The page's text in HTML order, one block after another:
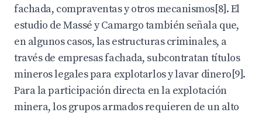
fachada, compraventas y otros mecanismos[8]. El
estudio de Massé y Camargo también señala que,
en algunos casos, las estructuras criminales, a
través de empresas fachada, subcontratan títulos
mineros legales para explotarlos y lavar dinero[9].
Para la participación directa en la explotación
minera, los grupos armados requieren de un alto